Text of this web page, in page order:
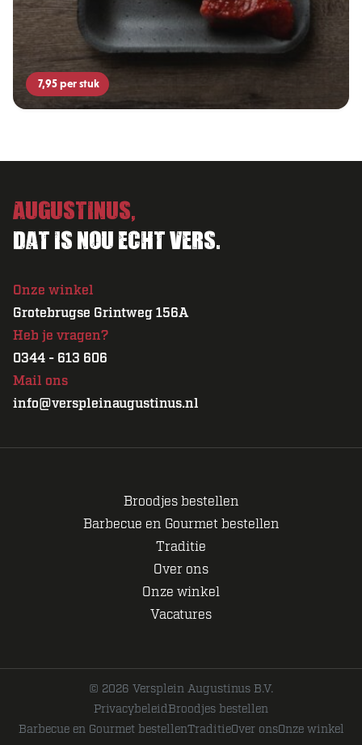
7,95per stuk
Augustinus,
Dat is nou echt vers.
Onze winkel
Grotebrugse Grintweg 156A
Heb je vragen?
0344 - 613 606
Mail ons
info@verspleinaugustinus.nl
Broodjes bestellen
Barbecue en Gourmet bestellen
Traditie
Over ons
Onze winkel
Vacatures
© 2026 Versplein Augustinus B.V.
PrivacybeleidBroodjes bestellen
Barbecue en Gourmet bestellenTraditieOver onsOnze winkel